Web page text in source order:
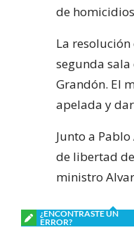
de
La
segunda sala
Grandón. El
apelada y
Junto a
de libertad
ministro
¿ENCONTRASTE UN
ERROR?